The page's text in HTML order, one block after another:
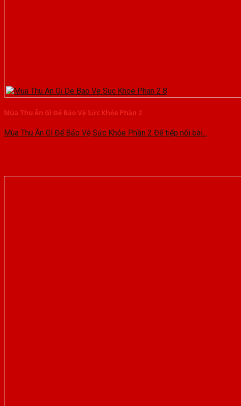
Mùa Thu Ăn Gì Để Bảo Vệ Sức Khỏe Phần 2
Mùa Thu Ăn Gì Để Bảo Vệ Sức Khỏe Phần 2 Để tiếp nối bài...